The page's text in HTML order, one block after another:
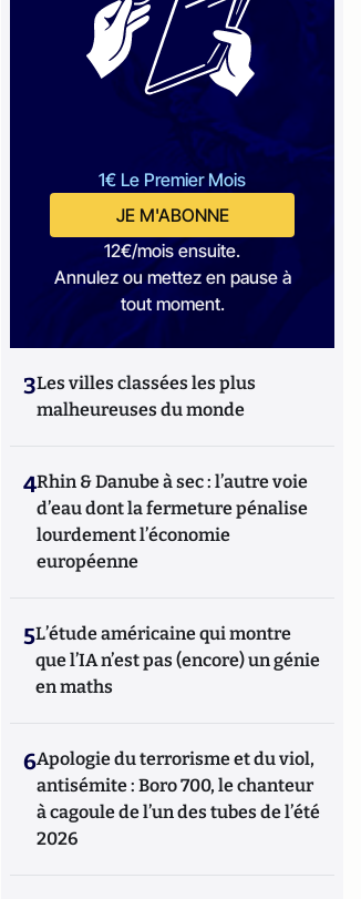
1€ Le Premier Mois
JE M'ABONNE
12€/mois ensuite.
Annulez ou mettez en pause à
tout moment.
3Les villes classées les plus
malheureuses du monde
4Rhin & Danube à sec : l’autre voie
d’eau dont la fermeture pénalise
lourdement l’économie
européenne
5L’étude américaine qui montre
que l’IA n’est pas (encore) un génie
en maths
6Apologie du terrorisme et du viol,
antisémite : Boro 700, le chanteur
à cagoule de l’un des tubes de l’été
2026